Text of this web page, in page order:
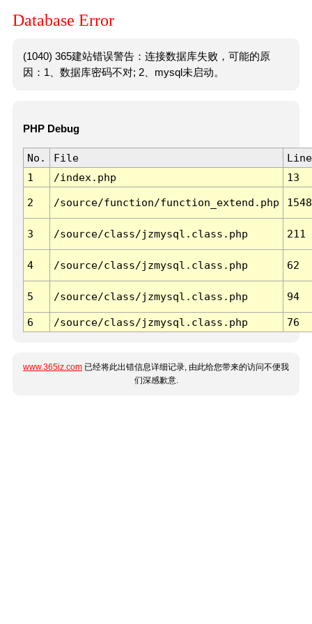
Database Error
(1040) 365建站错误警告：连接数据库失败，可能的原
因：1、数据库密码不对; 2、mysql未启动。
PHP Debug
No. File
Line
1
/index.php 13
2 /source/function/function_extend.php 1548
3 /source/class/jzmysql.class.php 211
4 /source/class/jzmysql.class.php 62
5 /source/class/jzmysql.class.php 94
6 /source/class/jzmysql.class.php 76
www.365jz.com 已经将此出错信息详细记录, 由此给您带来的访问不便我
们深感歉意.